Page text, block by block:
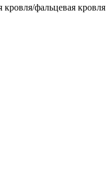
фальцевая кровля